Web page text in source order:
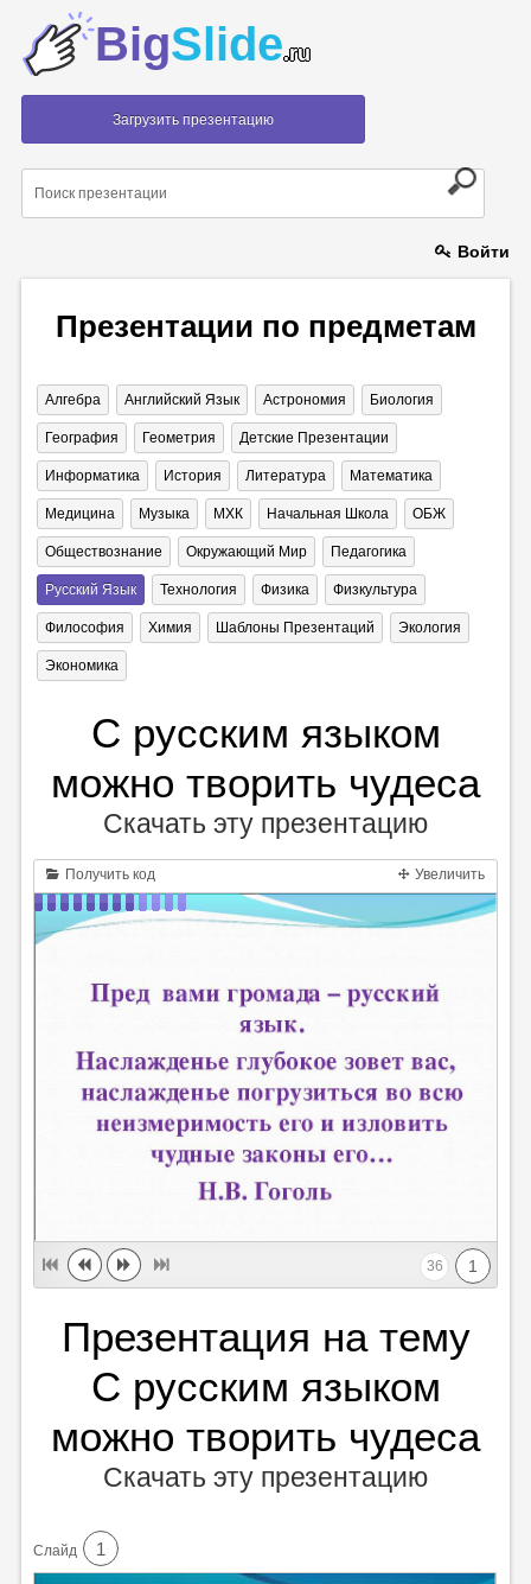
BigSlide.ru
Загрузить презентацию
Войти
Презентации по предметам
Алгебра Английский Язык Астрономия Биология
География Геометрия Детские Презентации
Информатика История Литература Математика
Медицина Музыка МХК Начальная Школа ОБЖ
Обществознание Окружающий Мир Педагогика
Русский Язык Технология Физика Физкультура
Философия Химия Шаблоны Презентаций Экология
Экономика
С русским языком
можно творить чудеса
Скачать эту презентацию
Получить код Увеличить
1
36
Презентация на тему
С русским языком
можно творить чудеса
Скачать эту презентацию
Cлайд 1